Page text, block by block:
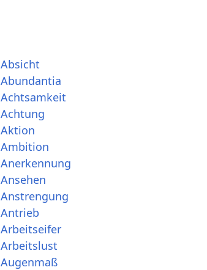
Absicht
Abundantia
Achtsamkeit
Achtung
Aktion
Ambition
Anerkennung
Ansehen
Anstrengung
Antrieb
Arbeitseifer
Arbeitslust
Augenmaß